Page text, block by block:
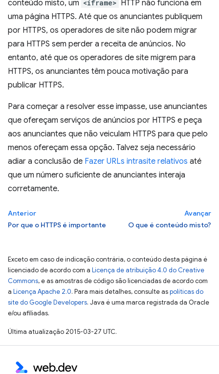
conteúdo misto, um <iframe> HTTP não funciona em
uma página HTTPS. Até que os anunciantes publiquem
por HTTPS, os operadores de site não podem migrar
para HTTPS sem perder a receita de anúncios. No
entanto, até que os operadores de site migrem para
HTTPS, os anunciantes têm pouca motivação para
publicar HTTPS.
Para começar a resolver esse impasse, use anunciantes
que ofereçam serviços de anúncios por HTTPS e peça
aos anunciantes que não veiculam HTTPS para que pelo
menos ofereçam essa opção. Talvez seja necessário
adiar a conclusão de Fazer URLs intrasite relativos até
que um número suficiente de anunciantes interaja
corretamente.
Anterior
Por que o HTTPS é importante
Avançar
O que é conteúdo misto?
Exceto em caso de indicação contrária, o conteúdo desta página é
licenciado de acordo com a Licença de atribuição 4.0 do Creative
Commons, e as amostras de código são licenciadas de acordo com
a Licença Apache 2.0. Para mais detalhes, consulte aspolíticas do
site do Google Developers. Java é uma marca registrada da Oracle
e/ou afiliadas.
Última atualização 2015-03-27 UTC.